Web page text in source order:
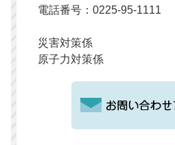
電話番号：0225-95-1111
災害対策係
原子力対策係